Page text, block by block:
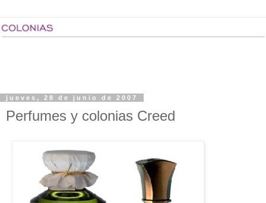
jueves, 28 de junio de 2007
Perfumes y colonias Creed